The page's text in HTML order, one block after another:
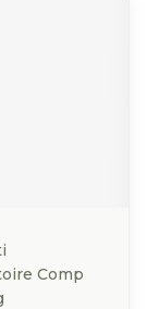
Comp